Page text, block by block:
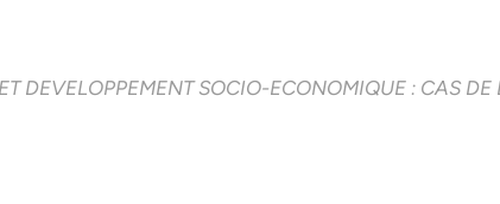
DEVELOPPEMENT SOCIO-ECONOMIQUE : CAS DE